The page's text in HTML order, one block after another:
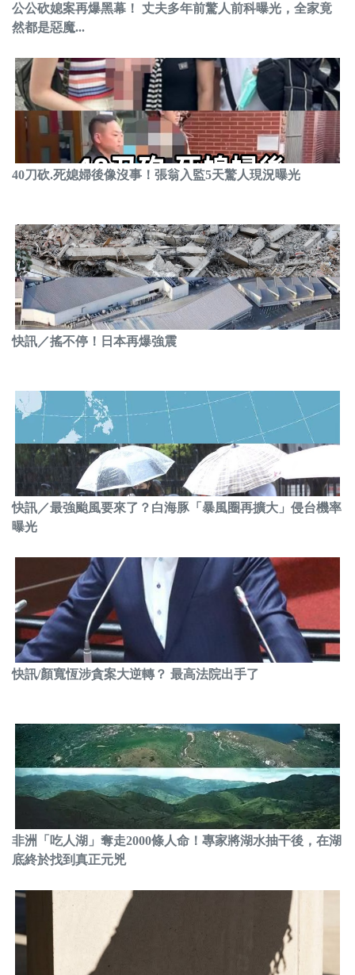
公公砍媳案再爆黑幕！ 丈夫多年前驚人前科曝光，全家竟
然都是惡魔...
40刀砍.死媳婦後像沒事！張翁入監5天驚人現況曝光
快訊／搖不停！日本再爆強震
快訊／最強颱風要來了？白海豚「暴風圈再擴大」侵台機率
曝光
快訊/顏寬恆涉貪案大逆轉？ 最高法院出手了
非洲「吃人湖」奪走2000條人命！專家將湖水抽干後，在湖
底終於找到真正元兇